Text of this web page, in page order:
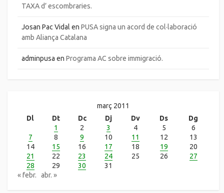
TAXA d’ escombraries.
Josan Pac Vidal en PUSA signa un acord de col·laboració
amb Aliança Catalana
adminpusa en Programa AC sobre immigració.
març 2011
Dl
Dt Dc Dj Dv Ds
Dg
1
2 3 4 5
6
7
8 9 10 11 12
13
14
15 16 17 18 19
20
21
22 23 24 25 26
27
28
29 30
31
« febr.
abr. »